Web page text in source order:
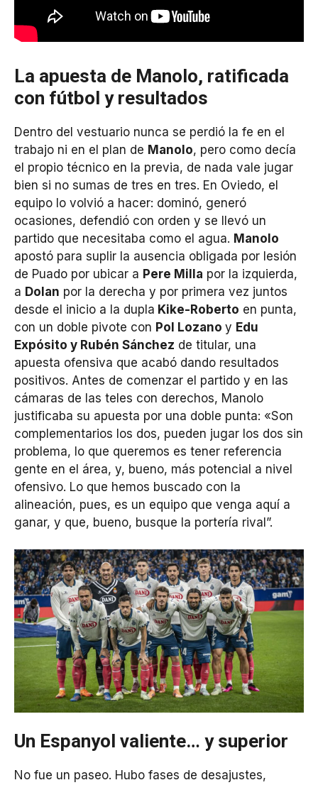
La apuesta de Manolo, ratificada
con fútbol y resultados
Dentro del vestuario nunca se perdió la fe en el
trabajo ni en el plan de Manolo, pero como decía
el propio técnico en la previa, de nada vale jugar
bien si no sumas de tres en tres. En Oviedo, el
equipo lo volvió a hacer: dominó, generó
ocasiones, defendió con orden y se llevó un
partido que necesitaba como el agua. Manolo
apostó para suplir la ausencia obligada por lesión
de Puado por ubicar a Pere Milla por la izquierda,
a Dolan por la derecha y por primera vez juntos
desde el inicio a la dupla Kike-Roberto en punta,
con un doble pivote con Pol Lozano y Edu
Expósito y Rubén Sánchez de titular, una
apuesta ofensiva que acabó dando resultados
positivos. Antes de comenzar el partido y en las
cámaras de las teles con derechos, Manolo
justificaba su apuesta por una doble punta: «Son
complementarios los dos, pueden jugar los dos sin
problema, lo que queremos es tener referencia
gente en el área, y, bueno, más potencial a nivel
ofensivo. Lo que hemos buscado con la
alineación, pues, es un equipo que venga aquí a
ganar, y que, bueno, busque la portería rival”.
Un Espanyol valiente… y superior
No fue un paseo. Hubo fases de desajustes,